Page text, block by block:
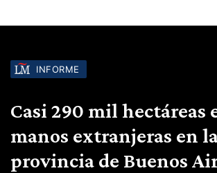
INFORME
Casi 290 mil hectáreas
manos extranjeras en
provincia de Buenos